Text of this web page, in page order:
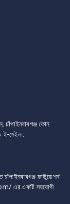
চাঁপাইনবাবগঞ্জ ফোন:
ই-মেইল :
ফাউন্ডেশন’
এর একটি সহযোগী